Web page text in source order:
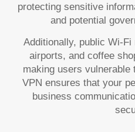
protecting sensitive
and potential
Additionally, public Wi-
airports, and coffee
making users
VPN ensures that your
business